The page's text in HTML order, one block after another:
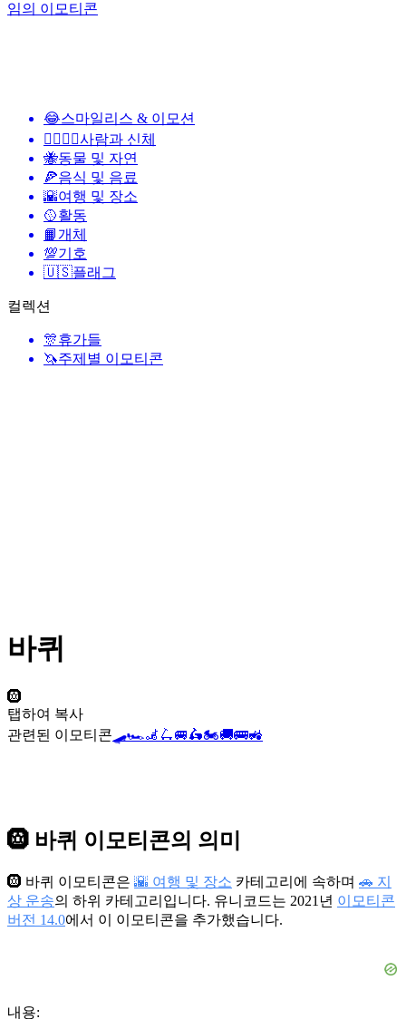
임의 이모티콘
😂스마일리스 & 이모션
👩‍❤️‍💋‍👨사람과 신체
🐝동물 및 자연
🍕음식 및 음료
🌇여행 및 장소
🥎활동
📙개체
💯기호
🇺🇸플래그
컬렉션
🎊휴가들
🦄주제별 이모티콘
바퀴
🛞
탭하여 복사
관련된 이모티콘 🛹🏎️🦼 🛴🚐🛵🏍️🚚🚌🚜
🛞 바퀴 이모티콘의 의미
🛞 바퀴 이모티콘은 🌇 여행 및 장소 카테고리에 속하며 🚗 지
상 운송의 하위 카테고리입니다. 유니코드는 2021년 이모티콘
버전 14.0에서 이 이모티콘을 추가했습니다.
내용: